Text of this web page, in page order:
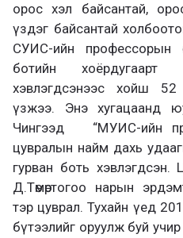
орос хэл байсантай,
үздэг байсантай
СУИС-ийн профессорын
ботийн хоёрдугаарт
хэвлэгдсэнээс хойш
үзжээ. Энэ хугацаанд
Чингээд “МУИС-ийн
цувралын найм дахь
гурван боть хэвлэгдсэн.
Д.Төмөртогоо нарын
тэр цуврал. Тухайн үед
бүтээлийг оруулж буй